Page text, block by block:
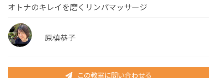
オトナのキレイを磨くリンパマッサージ
原槙恭子
この教室に問い合わせる